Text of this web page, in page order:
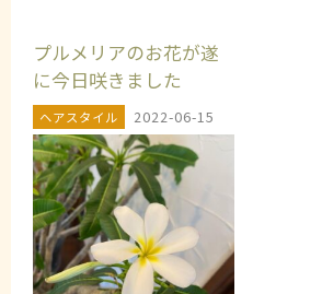
プルメリアのお花が遂
に今日咲きました
ヘアスタイル 2022-06-15